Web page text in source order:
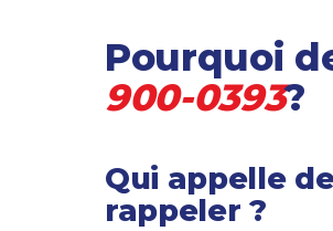
Pourquoi
900-0393?
Qui appelle
rappeler ?